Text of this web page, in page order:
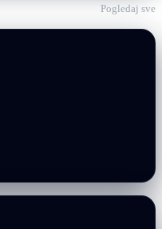
Pogledaj sve